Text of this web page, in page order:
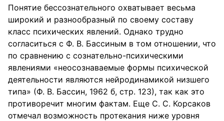
Понятие бессознательного охватывает весьма
широкий и разнообразный по своему составу
класс психических явлений. Однако трудно
согласиться с Ф. В. Бассиным в том отношении, что
по сравнению с сознательно-психическими
явлениями «неосознаваемые формы психической
деятельности являются нейродинамикой низшего
типа» (Ф. В. Бассин, 1962 б, стр. 123), так как это
противоречит многим фактам. Еще С. С. Корсаков
отмечал возможность протекания ниже уровня